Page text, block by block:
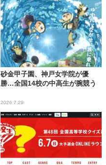
砂金甲子園、神戸女学院が優
勝…全国14校の中高生が腕競う
2026.7.29